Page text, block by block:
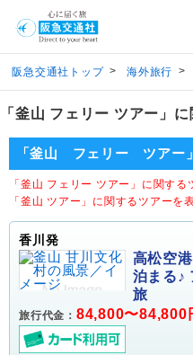
阪急交通社トップ > 海外旅行 >
「釜山 フェリー ツアー」
「釜山 フェリー ツアー
「釜山 フェリー ツアー」に関する
「釜山 ツアー」に関するツアーを
香川発
高松空
泊まる♪
旅
旅行代金： 84,800〜84,800